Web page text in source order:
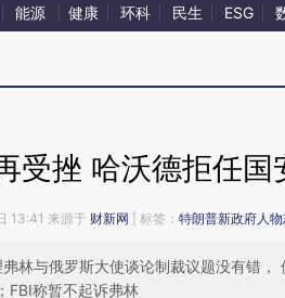
能源 健康 环科 民生 ESG
受挫 哈沃德拒任国
13:41 来源于 财新网 | 标签： 特朗普新政府人
林与俄罗斯大使谈论制裁议题没有错，
FBI称暂不起诉弗林